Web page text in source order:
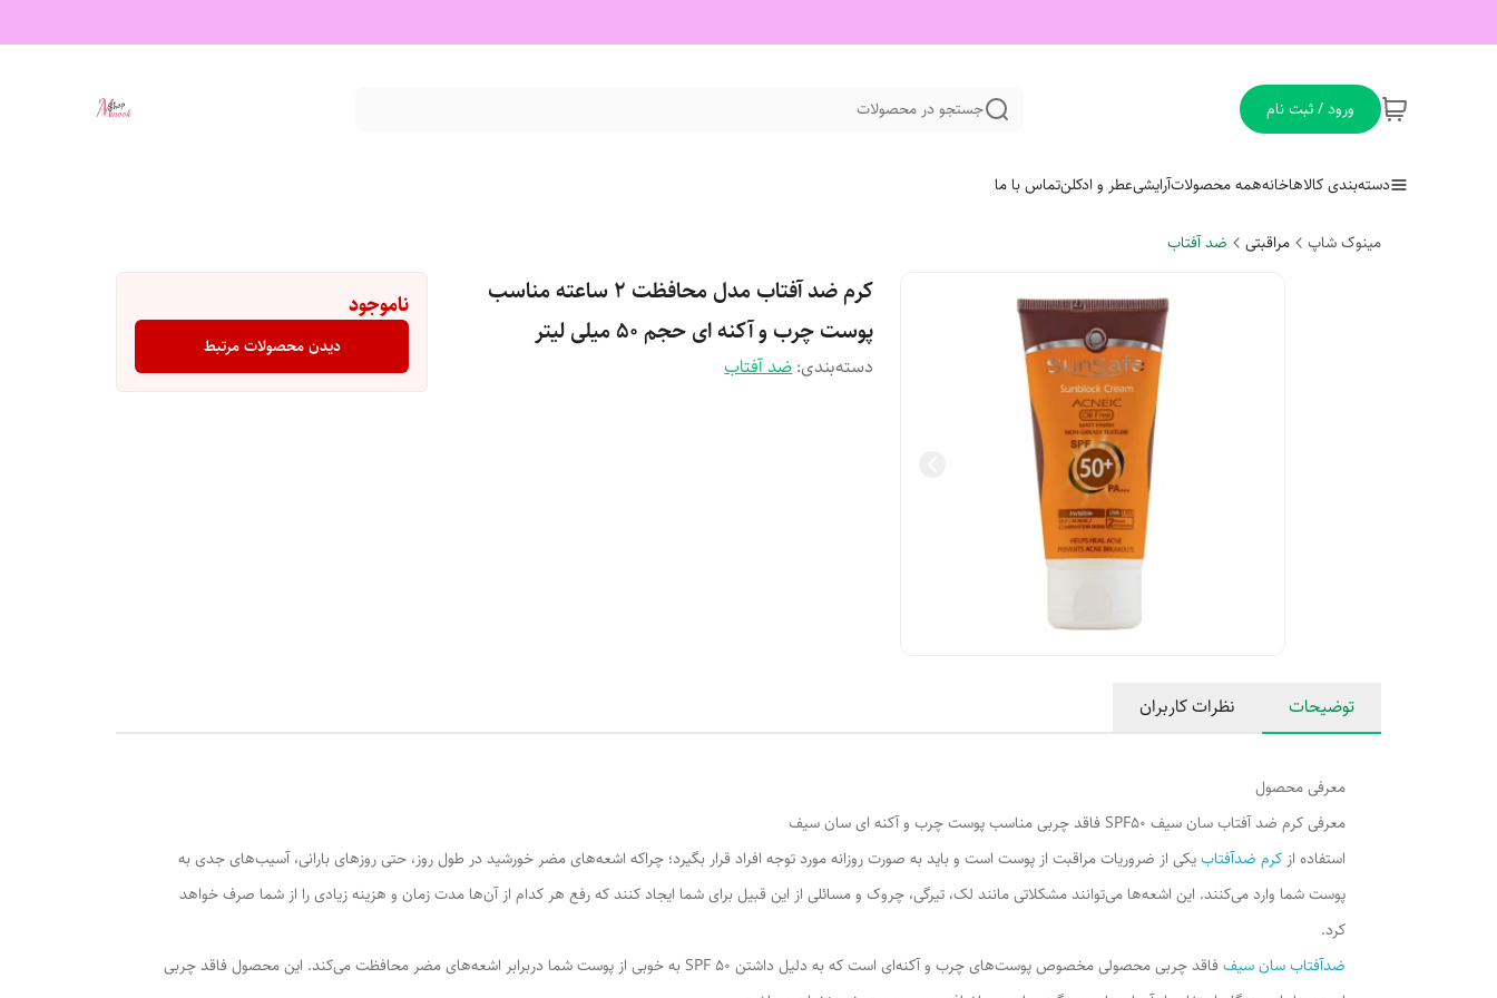
ورود / ثبت نام جستجو در محصولات
دسته‌بندی کالاهاخانههمه محصولاتآرایشیعطر و ادکلنتماس با ما
مینوک شاپ مراقبتی ضد آفتاب
کرم ضد آفتاب مدل محافظت 2 ساعته مناسب
پوست چرب و آکنه ای حجم 50 میلی لیتر
دسته‌بندی:ضد آفتاب
ناموجود
دیدن محصولات مرتبط
توضیحات نظرات کاربران
معرفی محصول
معرفی کرم ضد آفتاب سان سیف SPF50 فاقد چربی مناسب پوست چرب و آکنه ای سان سیف
استفاده از کرم ضدآفتابیکی از ضروریات مراقبت از پوست است و باید به صورت روزانه مورد توجه افراد قرار بگیرد؛ چراکه اشعه‌های مضر خورشید در طول روز، حتی روزهای بارانی، آسیب‌های جدی به
پوست شما وارد می‌کنند. این اشعه‌ها می‌توانند مشکلاتی مانند لک، تیرگی، چروک و مسائلی از این قبیل برای شما ایجاد کنند که رفع هر کدام از آن‌ها مدت زمان و هزینه زیادی را از شما صرف خواهد
کرد.
ضدآفتاب سان سیف
فاقد چربی محصولی مخصوص پوست‌های چرب و آکنه‌ای است که به دلیل داشتن SPF 50 به خوبی از پوست شما دربرابر اشعه‌های مضر محافظت می‌کند. این محصول فاقد چربی